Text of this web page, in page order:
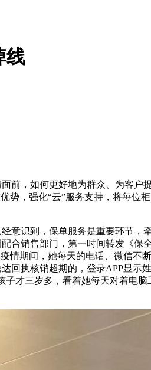
线
前，如何更好地为群众、为客户
，强化“云”服务支持，将每位
意识到，保单服务是重要环节，
合销售部门，第一时间转发《保
情期间，她每天的电话、微信不
执核销超期的，登录APP显示
才三岁多，看着她每天对着电